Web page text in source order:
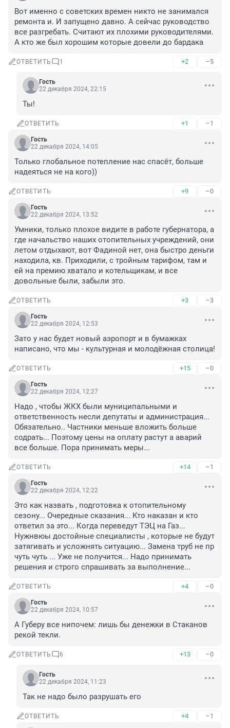
Вот именно с советских времен никто не занимался
ремонта и. И запущено давно. А сейчас руководство
все разгребать. Считают их плохими руководителями.
А кто же был хорошим которые довели до бардака
ОТВЕТИТЬ 1 +2 –5
Гость
22 декабря 2024, 22:15
Ты!
ОТВЕТИТЬ +1 –1
Гость
22 декабря 2024, 14:05
Только глобальное потепление нас спасёт, больше
надеяться не на кого))
ОТВЕТИТЬ +9 –0
Гость
22 декабря 2024, 13:52
Умники, только плохое видите в работе губернатора, а
где начальство наших отопительных учреждений, они
летом отдыхают, вот Фадиной нет, она быстро деньги
находила, кв. Приходили, с тройным тарифом, там и
ей на премию хватало и котельщикам, и все
довольные были, забыли это.
ОТВЕТИТЬ +3 –3
Гость
22 декабря 2024, 12:53
Зато у нас будет новый аэропорт и в бумажках
написано, что мы - культурная и молодёжная столица!
ОТВЕТИТЬ +15 –0
Гость
22 декабря 2024, 12:27
Надо , чтобы ЖКХ были муниципальными и
ответственность несли депутаты и администрация...
Обязательно.. Частники меньше вложить больше
содрать... Поэтому цены на оплату растут а аварий
все больше. Пора принимать меры...
ОТВЕТИТЬ +14 –1
Гость
22 декабря 2024, 12:22
Это как назвать , подготовка к отопительному
сезону... Очередные сказания... Кто наказан и кто
ответил за это... Когда переведут ТЭЦ на Газ...
Нужнвюы достойные специалисты , которые не будут
затягивать и усложнять ситуацию... Замена труб не пр
чуть чуть ... Уже не получится... Надо принимать
решения и строго спрашивать за выполнение...
ОТВЕТИТЬ +4 –0
Гость
22 декабря 2024, 10:57
А Губеру все нипочем: лишь бы денежки в Стаканов
рекой текли.
ОТВЕТИТЬ 6 +13 –0
Гость
22 декабря 2024, 11:23
Так не надо было разрушать его
ОТВЕТИТЬ +4 –1